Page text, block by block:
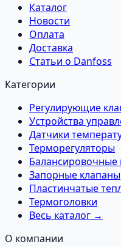
Каталог
Новости
Оплата
Доставка
Статьи о Danfoss
Категории
Регулирующие
Устройства
Датчики
Терморегуляторы
Балансировочные
Запорные клапаны
Пластинчатые
Термоголовки
Весь каталог →
О компании